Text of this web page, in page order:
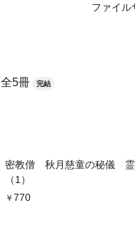
全5冊 完結
密教僧 秋月慈童の秘儀 霊
（1）
770
ファイル